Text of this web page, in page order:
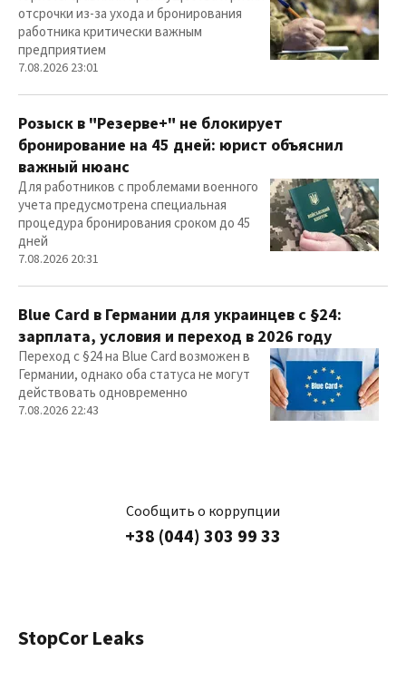
отсрочки из-за ухода и бронирования
работника критически важным
предприятием
7.08.2026 23:01
Розыск в "Резерве+" не блокирует
бронирование на 45 дней: юрист объяснил
важный нюанс
Для работников с проблемами военного
учета предусмотрена специальная
процедура бронирования сроком до 45
дней
7.08.2026 20:31
Blue Card в Германии для украинцев с §24:
зарплата, условия и переход в 2026 году
Переход с §24 на Blue Card возможен в
Германии, однако оба статуса не могут
действовать одновременно
7.08.2026 22:43
Сообщить о коррупции
+38 (044) 303 99 33
StopCor Leaks